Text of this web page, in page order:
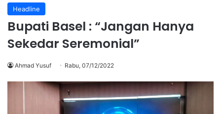
Headline
Bupati Basel : “Jangan Hanya
Sekedar Seremonial”
Ahmad Yusuf Rabu, 07/12/2022